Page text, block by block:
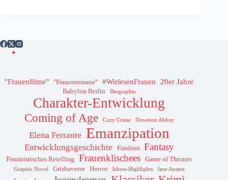
"Frauenfilme" "Frauenromane" #WirlesenFrauen 20er Jahre
Babylon Berlin Biographie
Charakter-Entwicklung
Coming of Age Cozy Crime Downton Abbey
Elena Ferrante Emanzipation
Entwicklungsgeschichte Fandom Fantasy
Feministisches Retelling Frauenklischees Game of Thrones
Graphic Novel Grishaverse Horror Jahres-Highlights Jane Austen